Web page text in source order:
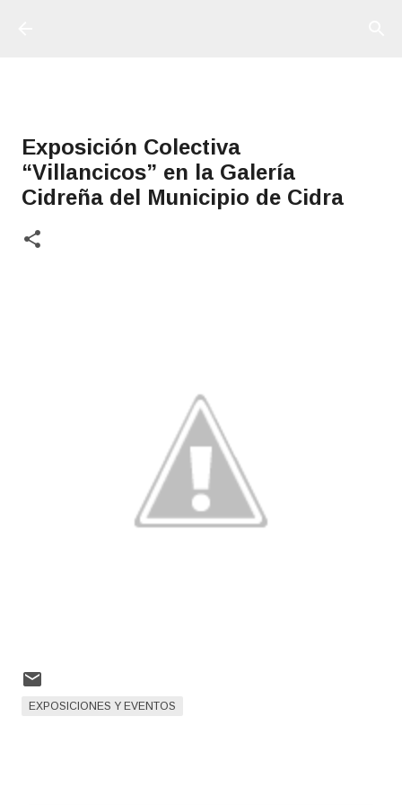
Exposición Colectiva
“Villancicos” en la Galería
Cidreña del Municipio de Cidra
EXPOSICIONES Y EVENTOS